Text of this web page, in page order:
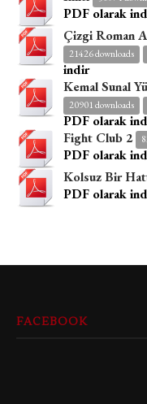
PDF olarak
Çizgi Roman
21426 downloads
indir
Kemal Sunal
20901 downloads
PDF olarak
Fight Club 2
PDF olarak
Kolsuz Bir
PDF olarak
FACEBOOK